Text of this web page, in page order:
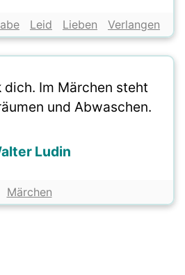
Leid Lieben Verlangen
dich. Im Märchen steht
und Abwaschen.
Ludin
Märchen